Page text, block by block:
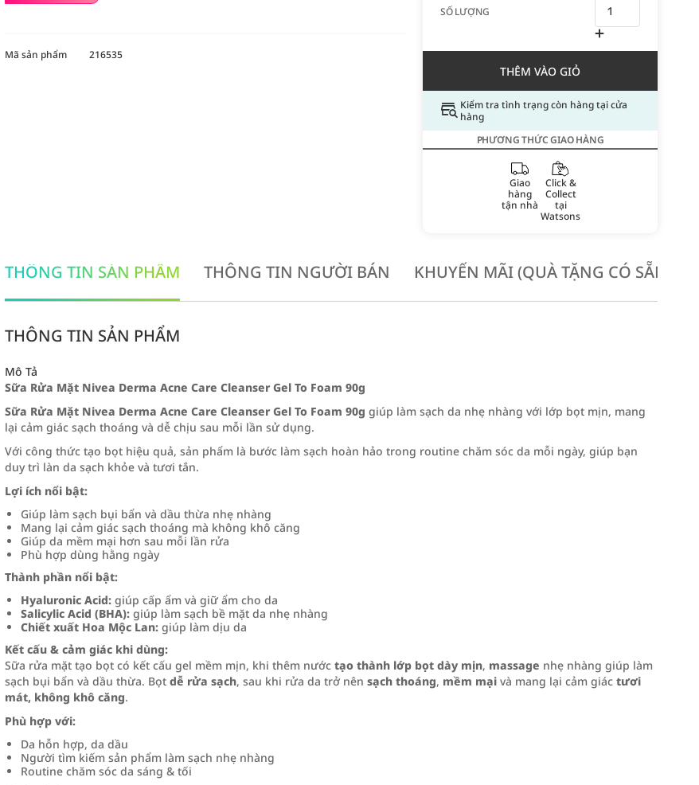
SỐ LƯỢNG
THÊM VÀO GIỎ
Kiểm tra tình trạng còn hàng tại cửa
hàng
PHƯƠNG THỨC GIAO HÀNG
Giao
hàng
tận nhà
Click &
Collect
tại
Watsons
Mã sản phẩm 216535
THÔNG TIN SẢN PHẨM THÔNG TIN NGƯỜI BÁN KHUYẾN MÃI (QUÀ TẶNG CÓ SẴN
THÔNG TIN SẢN PHẨM
Mô Tả
Sữa Rửa Mặt Nivea Derma Acne Care Cleanser Gel To Foam 90g
Sữa Rửa Mặt Nivea Derma Acne Care Cleanser Gel To Foam 90g giúp làm sạch da nhẹ nhàng với lớp bọt mịn, mang
lại cảm giác sạch thoáng và dễ chịu sau mỗi lần sử dụng.
Với công thức tạo bọt hiệu quả, sản phẩm là bước làm sạch hoàn hảo trong routine chăm sóc da mỗi ngày, giúp bạn
duy trì làn da sạch khỏe và tươi tắn.
Lợi ích nổi bật:
Giúp làm sạch bụi bẩn và dầu thừa nhẹ nhàng
Mang lại cảm giác sạch thoáng mà không khô căng
Giúp da mềm mại hơn sau mỗi lần rửa
Phù hợp dùng hằng ngày
Thành phần nổi bật:
Hyaluronic Acid: giúp cấp ẩm và giữ ẩm cho da
Salicylic Acid (BHA): giúp làm sạch bề mặt da nhẹ nhàng
Chiết xuất Hoa Mộc Lan: giúp làm dịu da
Kết cấu & cảm giác khi dùng:
Sữa rửa mặt tạo bọt có kết cấu gel mềm mịn, khi thêm nước tạo thành lớp bọt dày mịn, massage nhẹ nhàng giúp làm
sạch bụi bẩn và dầu thừa. Bọt dễ rửa sạch, sau khi rửa da trở nên sạch thoáng, mềm mại và mang lại cảm giác tươi
mát, không khô căng.
Phù hợp với:
Da hỗn hợp, da dầu
Người tìm kiếm sản phẩm làm sạch nhẹ nhàng
Routine chăm sóc da sáng & tối